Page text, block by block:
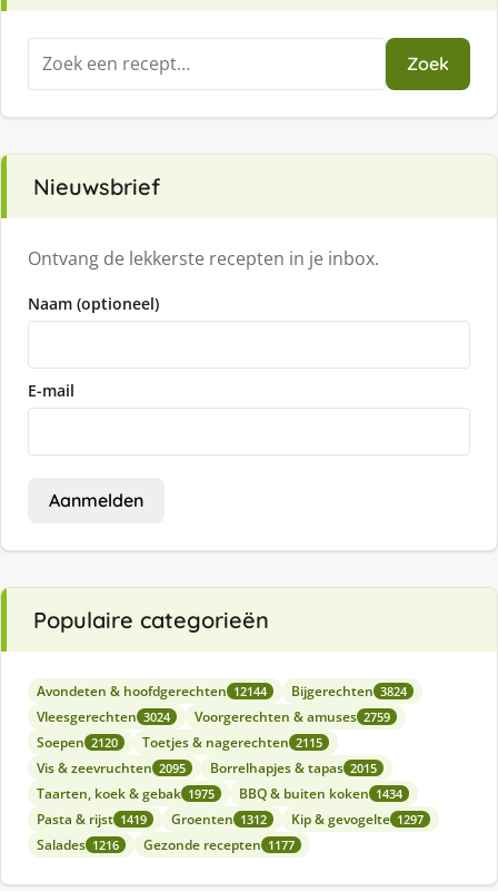
Zoeken
naar:
Zoek
Nieuwsbrief
Ontvang de lekkerste recepten in je inbox.
Naam (optioneel)
E-mail
Aanmelden
Populaire categorieën
Avondeten & hoofdgerechten 12144 Bijgerechten 3824
Vleesgerechten 3024 Voorgerechten & amuses 2759
Soepen 2120 Toetjes & nagerechten 2115
Vis & zeevruchten 2095 Borrelhapjes & tapas 2015
Taarten, koek & gebak 1975 BBQ & buiten koken 1434
Pasta & rijst 1419 Groenten 1312 Kip & gevogelte 1297
Salades 1216 Gezonde recepten 1177